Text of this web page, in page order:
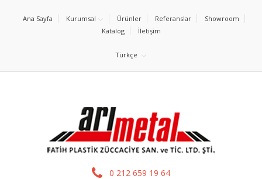
Ana Sayfa Kurumsal Ürünler Referanslar
Showroom
Katalog
İletişim
Türkçe
0 212 659 19 64